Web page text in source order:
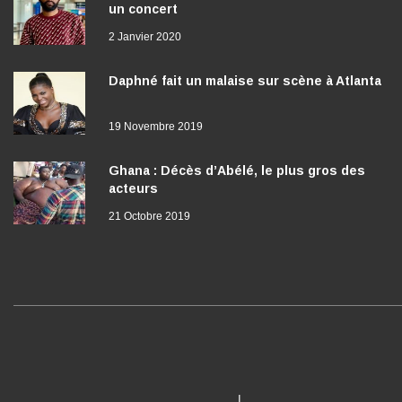
un concert
2 Janvier 2020
Daphné fait un malaise sur scène à Atlanta
19 Novembre 2019
Ghana : Décès d’Abélé, le plus gros des
acteurs
21 Octobre 2019
I